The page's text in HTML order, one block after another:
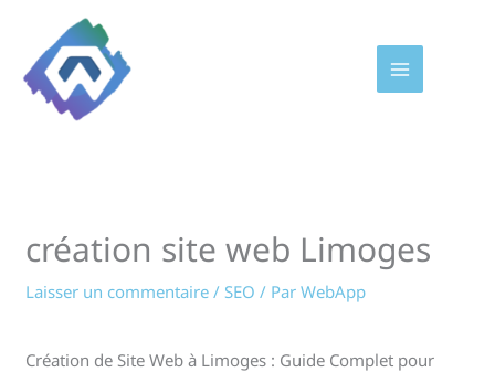
contenu
création site web Limoges
Laisser un commentaire / SEO / ParWebApp
Création de Site Web à Limoges : Guide Complet pour